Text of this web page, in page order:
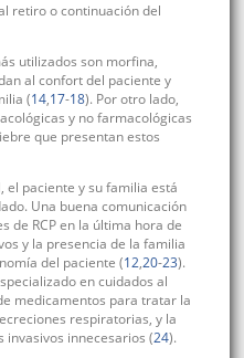
retiro o continuación del
utilizados son morfina,
al confort del paciente y
(14,17-18). Por otro lado,
y no farmacológicas
que presentan estos
el paciente y su familia está
Una buena comunicación
de RCP en la última hora de
y la presencia de la familia
del paciente (12,20-23).
en cuidados al
medicamentos para tratar la
respiratorias, y la
innecesarios (24).